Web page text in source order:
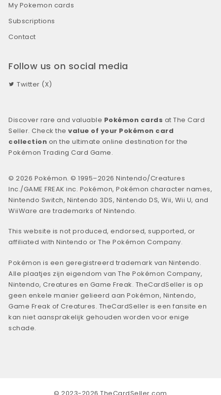
My Pokemon cards
Subscriptions
Contact
Follow us on social media
Twitter (X)
Discover rare and valuable Pokémon cards at The Card
Seller. Check thevalue of your Pokémon card
collection on the ultimate online destination for the
Pokémon Trading Card Game.
© 2026 Pokémon. © 1995–2026 Nintendo/Creatures
Inc./GAME FREAK inc. Pokémon, Pokémon character names,
Nintendo Switch, Nintendo 3DS, Nintendo DS, Wii, Wii U, and
WiiWare are trademarks of Nintendo.
This website is not produced, endorsed, supported, or
affiliated with Nintendo or The Pokémon Company.
Pokémon is een geregistreerd trademark van Nintendo.
Alle plaatjes zijn eigendom van The Pokémon Company,
Nintendo, Creatures en Game Freak. TheCardSeller is op
geen enkele manier gelieerd aan Pokémon, Nintendo,
Game Freak of Creatures. TheCardSeller is een fansite en
kan niet aansprakelijk gehouden worden voor enige
schade.
© 2023-2026 TheCardSeller.com